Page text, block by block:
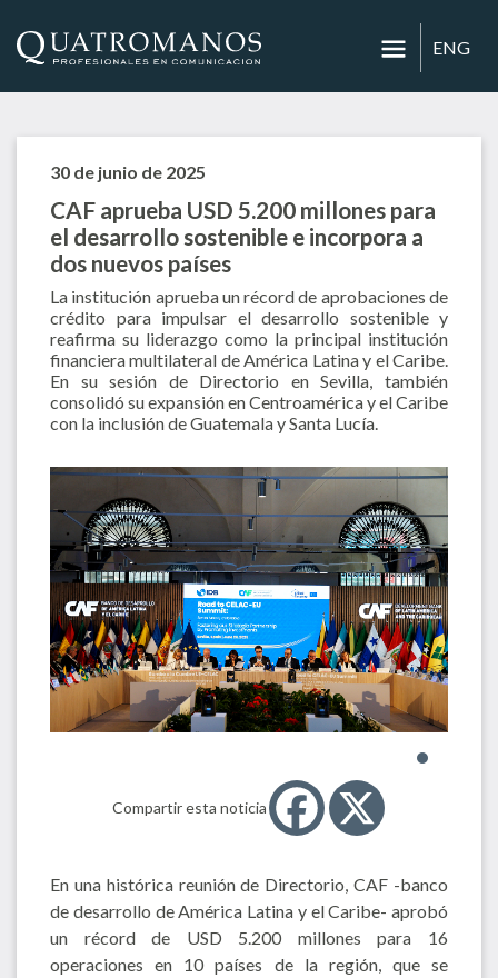
ENG
30 de junio de 2025
CAF aprueba USD 5.200 millones para
el desarrollo sostenible e incorpora a
dos nuevos países
La institución aprueba un récord de aprobaciones de
crédito para impulsar el desarrollo sostenible y
reafirma su liderazgo como la principal institución
financiera multilateral de América Latina y el Caribe.
En su sesión de Directorio en Sevilla, también
consolidó su expansión en Centroamérica y el Caribe
con la inclusión de Guatemala y Santa Lucía.
Compartir esta noticia
En una histórica reunión de Directorio, CAF -banco
de desarrollo de América Latina y el Caribe- aprobó
un récord de USD 5.200 millones para 16
operaciones en 10 países de la región, que se